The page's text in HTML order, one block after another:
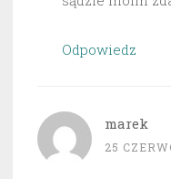
Odpowiedz
marek
25